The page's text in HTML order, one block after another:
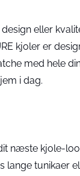
eller
kjoler er
med hele
i dag.
næste kjole-
tunikaer